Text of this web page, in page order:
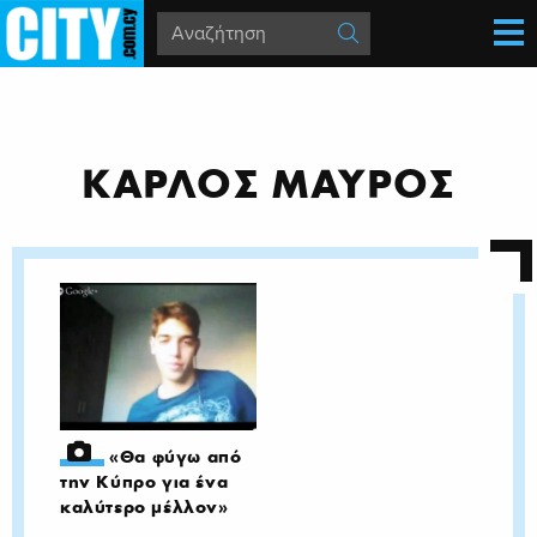
ΚΑΡΛΟΣ ΜΑΥΡΟΣ
«Θα φύγω από
την Κύπρο για ένα
καλύτερο μέλλον»